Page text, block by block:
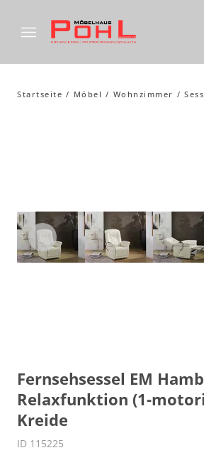
Startseite Möbel Wohnzimmer
Fernsehsessel EM
Relaxfunktion (1-
Kreide
ID 115225